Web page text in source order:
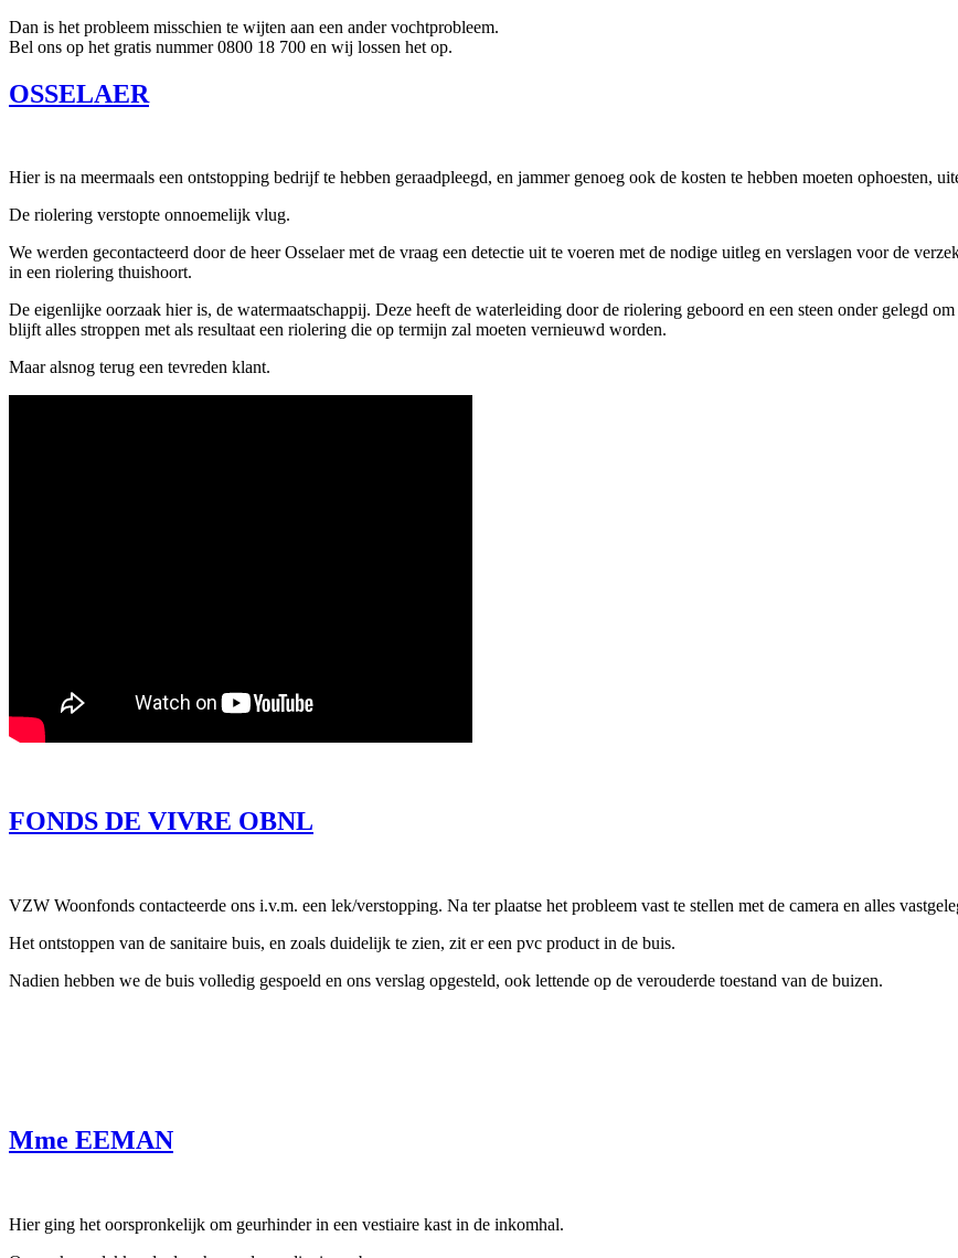
Dan is het probleem misschien te wijten aan een ander vochtprobleem.
Bel ons op het gratis nummer 0800 18 700 en wij lossen het op.
OSSELAER
Hier is na meermaals een ontstopping bedrijf te hebben geraadpleegd, en jammer genoeg ook de kosten te hebben moeten ophoesten,
De riolering verstopte onnoemelijk vlug.
We werden gecontacteerd door de heer Osselaer met de vraag een detectie uit te voeren met de nodige uitleg en verslagen voor de
in een riolering thuishoort.
De eigenlijke oorzaak hier is, de watermaatschappij. Deze heeft de waterleiding door de riolering geboord en een steen onder gelegd
blijft alles stroppen met als resultaat een riolering die op termijn zal moeten vernieuwd worden.
Maar alsnog terug een tevreden klant.
FONDS DE VIVRE OBNL
VZW Woonfonds contacteerde ons i.v.m. een lek/verstopping. Na ter plaatse het probleem vast te stellen met de camera en alles
Het ontstoppen van de sanitaire buis, en zoals duidelijk te zien, zit er een pvc product in de buis.
Nadien hebben we de buis volledig gespoeld en ons verslag opgesteld, ook lettende op de verouderde toestand van de buizen.
Mme EEMAN
Hier ging het oorspronkelijk om geurhinder in een vestiaire kast in de inkomhal.